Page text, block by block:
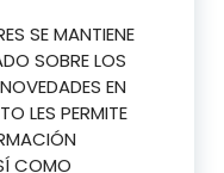
SE MANTIENE
SOBRE LOS
EN
LES PERMITE
COMO